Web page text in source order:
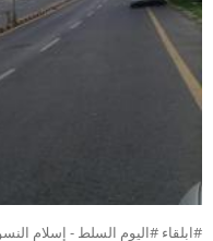
#ابلقاء #اليوم السلط - إسلام